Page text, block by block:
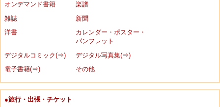
オンデマンド書籍
楽譜
雑誌
新聞
洋書
カレンダー・ポスター・
パンフレット
デジタルコミック(⇒)
デジタル写真集(⇒)
電子書籍(⇒)
その他
●旅行・出張・チケット